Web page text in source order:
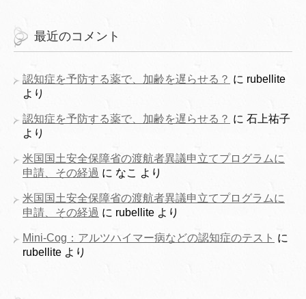
最近のコメント
認知症を予防する薬で、加齢を遅らせる？ に rubellite
より
認知症を予防する薬で、加齢を遅らせる？ に 石上祐子
より
米国国土安全保障省の渡航者異議申立てプログラムに
申請、その経過 に なこ より
米国国土安全保障省の渡航者異議申立てプログラムに
申請、その経過 に rubellite より
Mini-Cog：アルツハイマー病などの認知症のテスト に
rubellite より